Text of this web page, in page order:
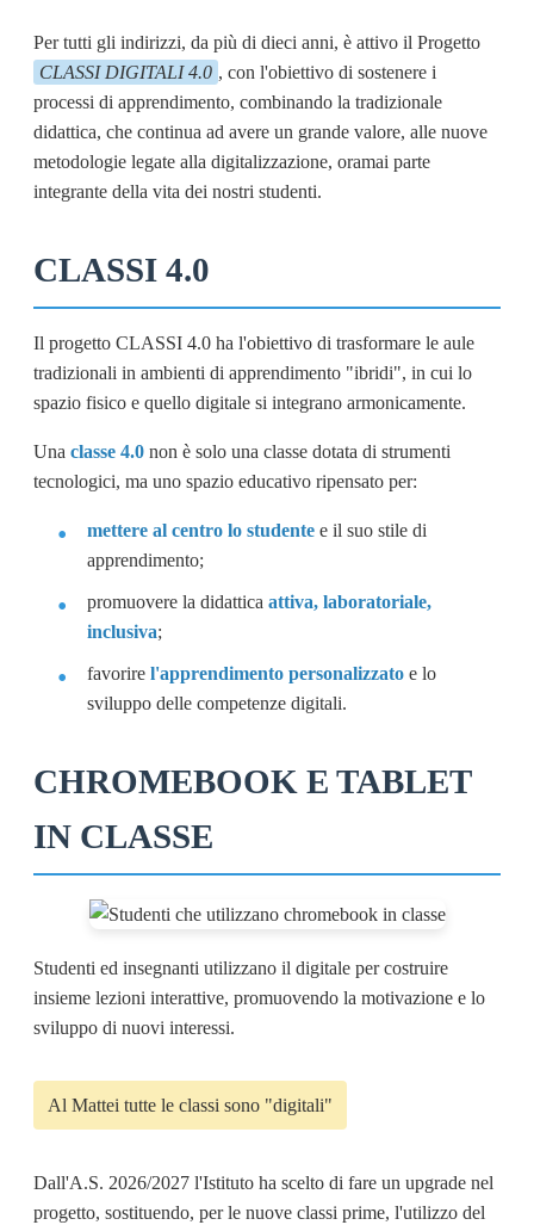
Per tutti gli indirizzi, da più di dieci anni, è attivo il Progetto
CLASSI DIGITALI 4.0 , con l'obiettivo di sostenere i
processi di apprendimento, combinando la tradizionale
didattica, che continua ad avere un grande valore, alle nuove
metodologie legate alla digitalizzazione, oramai parte
integrante della vita dei nostri studenti.
CLASSI 4.0
Il progetto CLASSI 4.0 ha l'obiettivo di trasformare le aule
tradizionali in ambienti di apprendimento "ibridi", in cui lo
spazio fisico e quello digitale si integrano armonicamente.
Una classe 4.0 non è solo una classe dotata di strumenti
tecnologici, ma uno spazio educativo ripensato per:
mettere al centro lo studente e il suo stile di
apprendimento;
promuovere la didattica attiva, laboratoriale,
inclusiva;
favorire l'apprendimento personalizzato e lo
sviluppo delle competenze digitali.
CHROMEBOOK E TABLET
IN CLASSE
Studenti ed insegnanti utilizzano il digitale per costruire
insieme lezioni interattive, promuovendo la motivazione e lo
sviluppo di nuovi interessi.
Al Mattei tutte le classi sono "digitali"
Dall'A.S. 2026/2027 l'Istituto ha scelto di fare un upgrade nel
progetto, sostituendo, per le nuove classi prime, l'utilizzo del